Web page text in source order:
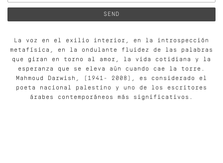
La voz en el exilio interior, en la introspección
metafísica, en la ondulante fluidez de las palabras
que giran en torno al amor, la vida cotidiana y la
esperanza que se eleva aún cuando cae la torre.
Mahmoud Darwish, (1941- 2008), es considerado el
poeta nacional palestino y uno de los escritores
árabes contemporáneos más significativos.